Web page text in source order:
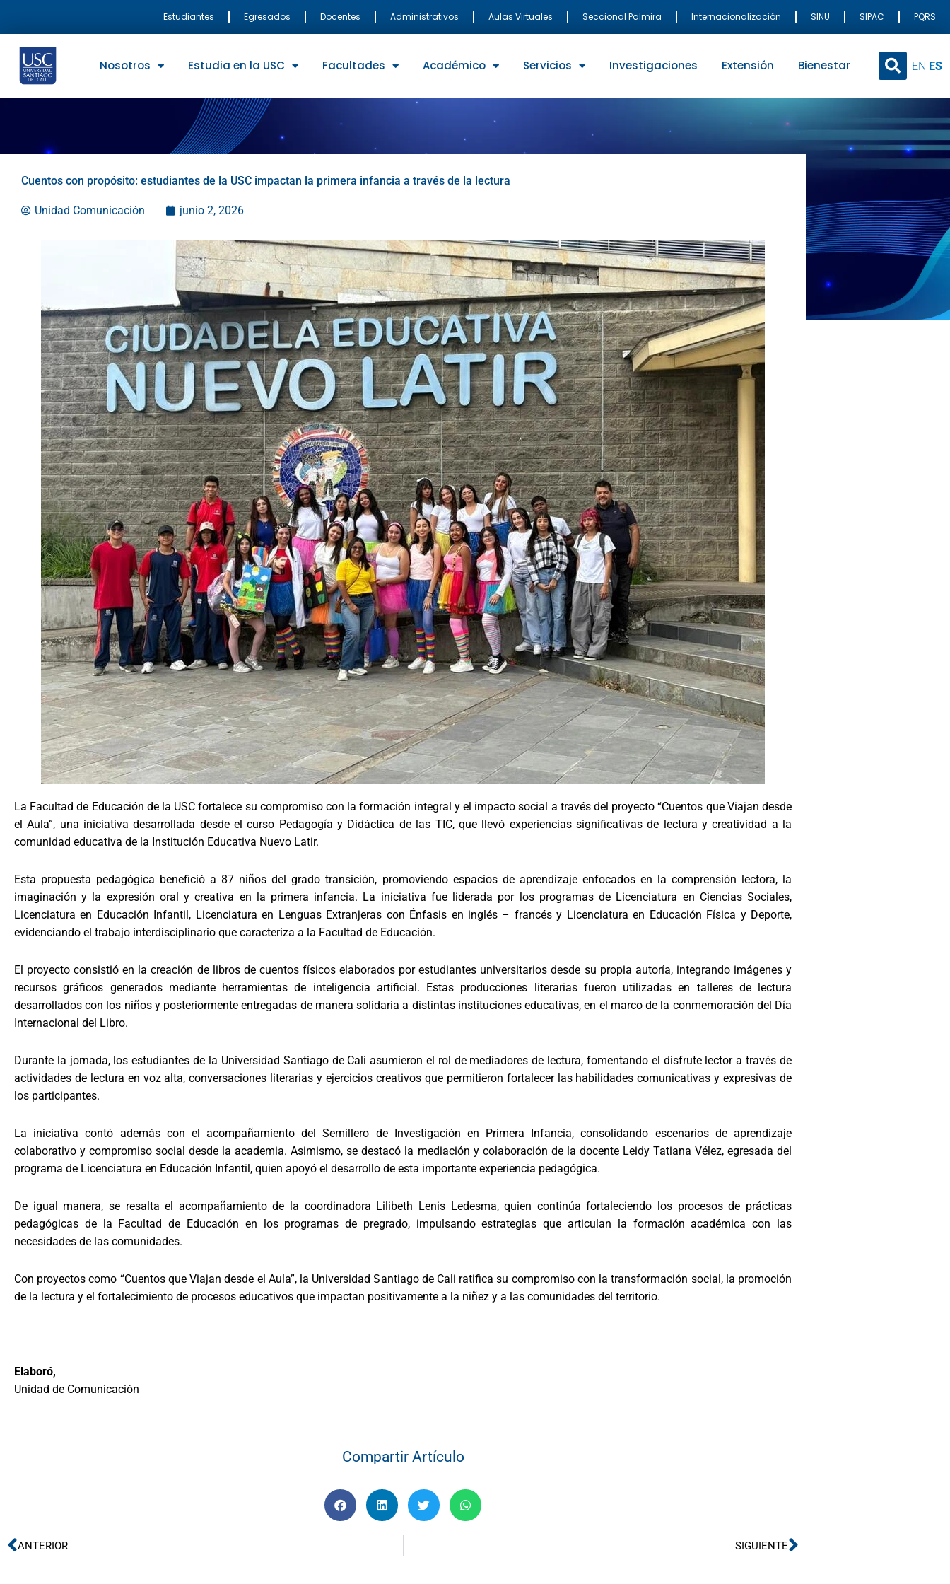
contenido
Estudiantes Egresados Docentes Administrativos Aulas Virtuales Seccional Palmira Internacionalización SINU SIPAC PQRS
Nosotros Estudia en la USC Facultades Académico Servicios Investigaciones Extensión Bienestar EN ES
Cuentos con propósito: estudiantes de la USC impactan la primera infancia a través de la lectura
Unidad Comunicación junio 2, 2026
La Facultad de Educación de la USC fortalece su compromiso con la formación integral y el impacto social a través del proyecto “Cuentos que Viajan desde
el Aula”, una iniciativa desarrollada desde el curso Pedagogía y Didáctica de las TIC, que llevó experiencias significativas de lectura y creatividad a la
comunidad educativa de la Institución Educativa Nuevo Latir.
Esta propuesta pedagógica benefició a 87 niños del grado transición, promoviendo espacios de aprendizaje enfocados en la comprensión lectora, la
imaginación y la expresión oral y creativa en la primera infancia. La iniciativa fue liderada por los programas de Licenciatura en Ciencias Sociales,
Licenciatura en Educación Infantil, Licenciatura en Lenguas Extranjeras con Énfasis en inglés – francés y Licenciatura en Educación Física y Deporte,
evidenciando el trabajo interdisciplinario que caracteriza a la Facultad de Educación.
El proyecto consistió en la creación de libros de cuentos físicos elaborados por estudiantes universitarios desde su propia autoría, integrando imágenes y
recursos gráficos generados mediante herramientas de inteligencia artificial. Estas producciones literarias fueron utilizadas en talleres de lectura
desarrollados con los niños y posteriormente entregadas de manera solidaria a distintas instituciones educativas, en el marco de la conmemoración del Día
Internacional del Libro.
Durante la jornada, los estudiantes de la Universidad Santiago de Cali asumieron el rol de mediadores de lectura, fomentando el disfrute lector a través de
actividades de lectura en voz alta, conversaciones literarias y ejercicios creativos que permitieron fortalecer las habilidades comunicativas y expresivas de
los participantes.
La iniciativa contó además con el acompañamiento del Semillero de Investigación en Primera Infancia, consolidando escenarios de aprendizaje
colaborativo y compromiso social desde la academia. Asimismo, se destacó la mediación y colaboración de la docente Leidy Tatiana Vélez, egresada del
programa de Licenciatura en Educación Infantil, quien apoyó el desarrollo de esta importante experiencia pedagógica.
De igual manera, se resalta el acompañamiento de la coordinadora Lilibeth Lenis Ledesma, quien continúa fortaleciendo los procesos de prácticas
pedagógicas de la Facultad de Educación en los programas de pregrado, impulsando estrategias que articulan la formación académica con las
necesidades de las comunidades.
Con proyectos como “Cuentos que Viajan desde el Aula”, la Universidad Santiago de Cali ratifica su compromiso con la transformación social, la promoción
de la lectura y el fortalecimiento de procesos educativos que impactan positivamente a la niñez y a las comunidades del territorio.
Elaboró,
Unidad de Comunicación
Compartir Artículo
Ant
ANTERIOR SIGUIENTESiguiente